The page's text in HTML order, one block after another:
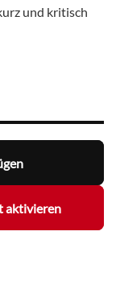
und kritisch
aktivieren